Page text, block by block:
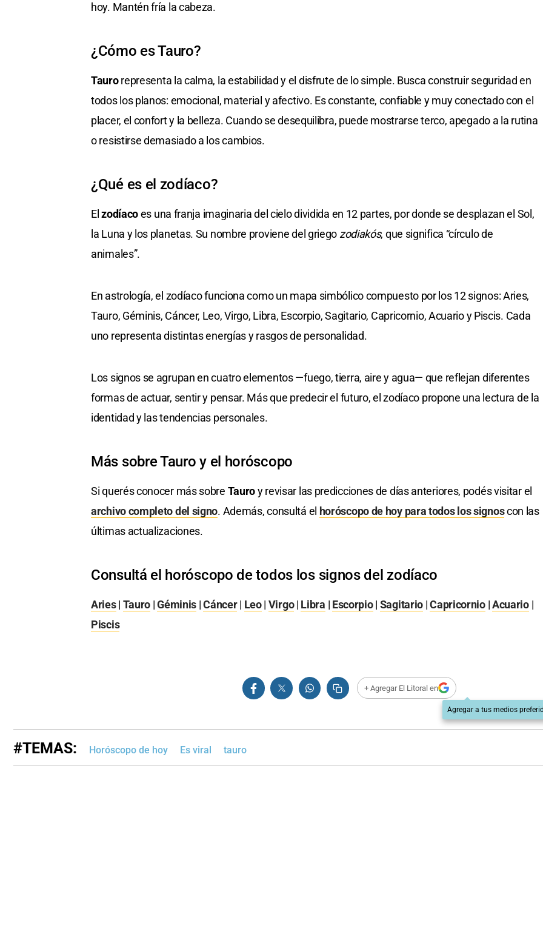
hoy. Mantén fría la cabeza.
¿Cómo es Tauro?
Taurorepresenta la calma, la estabilidad y el disfrute de lo simple. Busca construir seguridad en
todos los planos: emocional, material y afectivo. Es constante, confiable y muy conectado con el
placer, el confort y la belleza. Cuando se desequilibra, puede mostrarse terco, apegado a la rutina
o resistirse demasiado a los cambios.
¿Qué es el zodíaco?
Elzodíacoes una franja imaginaria del cielo dividida en 12 partes, por donde se desplazan el Sol,
la Luna y los planetas. Su nombre proviene del griegozodiakós, que significa “círculo de
animales”.
En astrología, el zodíaco funciona como un mapa simbólico compuesto por los 12 signos: Aries,
Tauro, Géminis, Cáncer, Leo, Virgo, Libra, Escorpio, Sagitario, Capricornio, Acuario y Piscis. Cada
uno representa distintas energías y rasgos de personalidad.
Los signos se agrupan en cuatro elementos —fuego, tierra, aire y agua— que reflejan diferentes
formas de actuar, sentir y pensar. Más que predecir el futuro, el zodíaco propone una lectura de la
identidad y las tendencias personales.
Más sobre Tauro y el horóscopo
Si querés conocer más sobre Tauroy revisar las predicciones de días anteriores, podés visitar el
archivo completo del signo. Además, consultá el horóscopo de hoy para todos los signoscon las
últimas actualizaciones.
Consultá el horóscopo de todos los signos del zodíaco
Aries| Tauro |Géminis |Cáncer| Leo| Virgo| Libra | Escorpio| Sagitario |Capricornio|Acuario|
Piscis
+ Agregar El Litoral en
Agregar a tus medios
#TEMAS: Horóscopo de hoy Es viral tauro